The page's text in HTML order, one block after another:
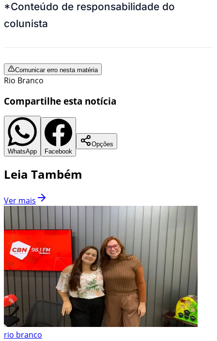
*Conteúdo de responsabilidade do
colunista
Comunicar erro nesta matéria
Rio Branco
Compartilhe esta notícia
WhatsApp Facebook
Opções
Leia Também
Ver mais
rio branco